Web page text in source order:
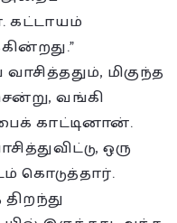
கட்டாயம்
மிகுந்த
வங்கி
காட்டினான்.
ஒரு
கொடுத்தார்.